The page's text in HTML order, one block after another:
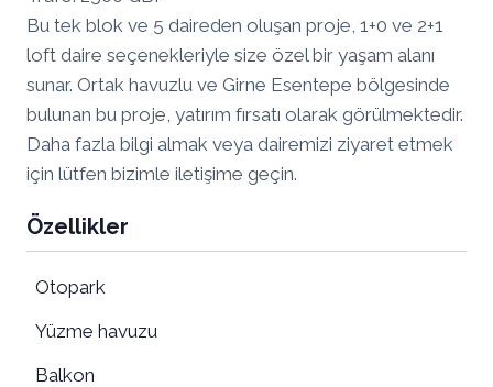
Bu tek blok ve 5 daireden oluşan proje, 1+0 ve 2+1
loft daire seçenekleriyle size özel bir yaşam alanı
sunar. Ortak havuzlu ve Girne Esentepe bölgesinde
bulunan bu proje, yatırım fırsatı olarak görülmektedir.
Daha fazla bilgi almak veya dairemizi ziyaret etmek
için lütfen bizimle iletişime geçin.
Özellikler
Otopark
Yüzme havuzu
Balkon